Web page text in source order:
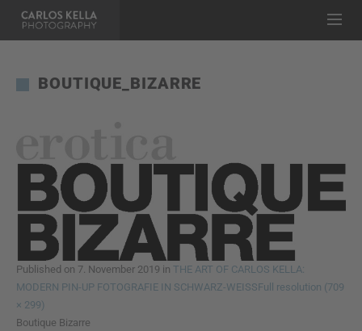
BOUTIQUE_BIZARRE
Published on 7. November 2019 in THE ART OF CARLOS KELLA:
MODERN PIN-UP FOTOGRAFIE IN SCHWARZ-WEISSFull resolution (709
× 299)
Boutique Bizarre